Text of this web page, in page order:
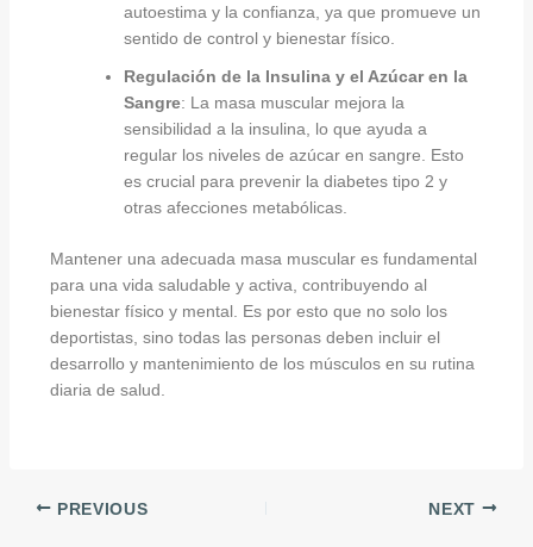
autoestima y la confianza, ya que promueve un
sentido de control y bienestar físico.
Regulación de la Insulina y el Azúcar en la
Sangre: La masa muscular mejora la
sensibilidad a la insulina, lo que ayuda a
regular los niveles de azúcar en sangre. Esto
es crucial para prevenir la diabetes tipo 2 y
otras afecciones metabólicas.
Mantener una adecuada masa muscular es fundamental
para una vida saludable y activa, contribuyendo al
bienestar físico y mental. Es por esto que no solo los
deportistas, sino todas las personas deben incluir el
desarrollo y mantenimiento de los músculos en su rutina
diaria de salud.
PREVIOUS NEXT